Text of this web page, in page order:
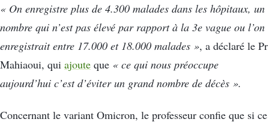
« On enregistre plus de 4.300 malades dans les hôpitaux, un
nombre qui n’est pas élevé par rapport à la 3e vague ou l’on
enregistrait entre 17.000 et 18.000 malades », a déclaré le Pr
Mahiaoui, qui ajoute que « ce qui nous préoccupe
aujourd’hui c’est d’éviter un grand nombre de décès ».
Concernant le variant Omicron, le professeur confie que si ce